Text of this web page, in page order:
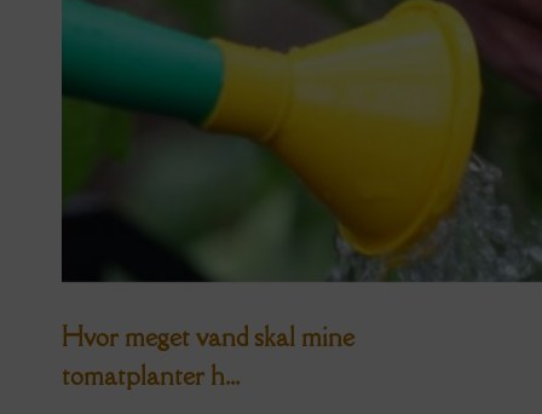
Hvor meget vand skal mine
tomatplanter h...